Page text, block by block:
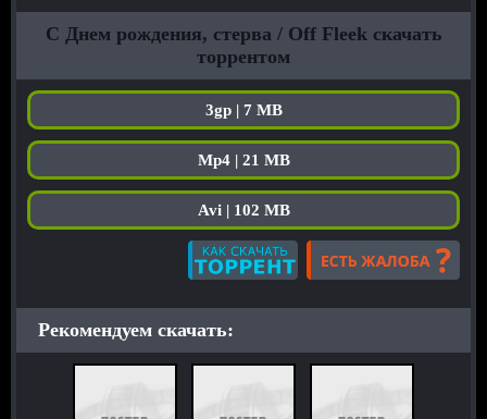
С Днем рождения, стерва / Off Fleek скачать
торрентом
3gp | 7 MB
Mp4 | 21 MB
Avi | 102 MB
Рекомендуем скачать: